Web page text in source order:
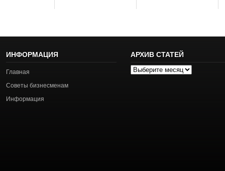
ИНФОРМАЦИЯ
Главная
Советы бизнесменам
Информация
АРХИВ СТАТЕЙ
Архив